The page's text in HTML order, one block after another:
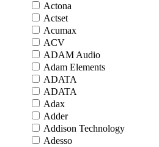
Actona
Actset
Acumax
ACV
ADAM Audio
Adam Elements
ADATA
ADATA
Adax
Adder
Addison Technology
Adesso